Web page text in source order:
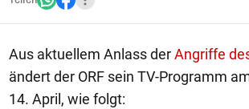
Aus aktuellem Anlass derAngriffe
ändert der ORF sein TV-Programm
14. April, wie folgt: